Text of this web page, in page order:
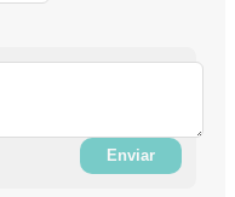
Enviar